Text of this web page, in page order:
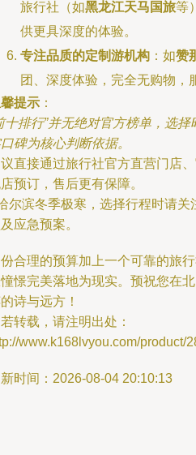
旅行社（如黑龙江天马国旅等
供更具深度的体验。
专注品质的定制游机构 ：如赞
团、深度体验，完全无购物，
提示 ：
十排行”并无绝对官方榜单，选
碑为核心判断依据。
直接通过旅行社官方直营门店
预订，售后更有保障。
尔滨冬季极寒，选择行程时请
应急预案。
合理的预算加上一个可靠的旅
憬完美落地为现实。预祝您在
诗与远方！
转载，请注明出处：
www.k168lvyou.com/product/
时间：2026-08-04 20:10:13